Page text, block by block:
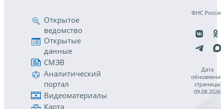
Открытое
ведомство
Открытые
данные
СМЭВ
Аналитический
портал
Видеоматериалы
Карта
ФНС
Дата
страницы
09.08.2026